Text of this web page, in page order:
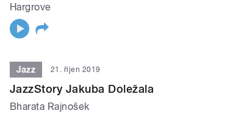
Hargrove
Jazz 21. říjen 2019
JazzStory Jakuba Doležala
Bharata Rajnošek